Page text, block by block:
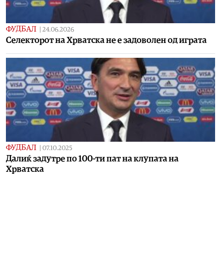
ФУДБАЛ 24.06.2026
Селекторот на Хрватска не е задоволен од играта
ФУДБАЛ 07.10.2025
Далиќ задутре по 100-ти пат на клупата на
Хрватска